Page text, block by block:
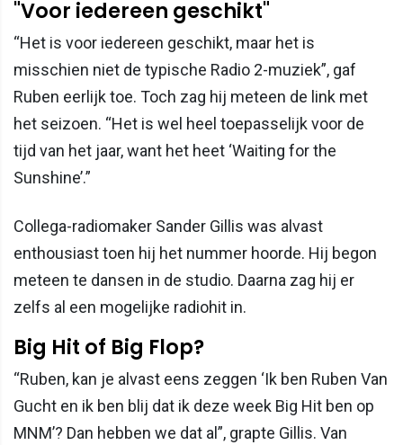
"Voor iedereen geschikt"
“Het is voor iedereen geschikt, maar het is
misschien niet de typische Radio 2-muziek”, gaf
Ruben eerlijk toe. Toch zag hij meteen de link met
het seizoen. “Het is wel heel toepasselijk voor de
tijd van het jaar, want het heet ‘Waiting for the
Sunshine’.”
Collega-radiomaker Sander Gillis was alvast
enthousiast toen hij het nummer hoorde. Hij begon
meteen te dansen in de studio. Daarna zag hij er
zelfs al een mogelijke radiohit in.
Big Hit of Big Flop?
“Ruben, kan je alvast eens zeggen ‘Ik ben Ruben Van
Gucht en ik ben blij dat ik deze week Big Hit ben op
MNM’? Dan hebben we dat al”, grapte Gillis. Van